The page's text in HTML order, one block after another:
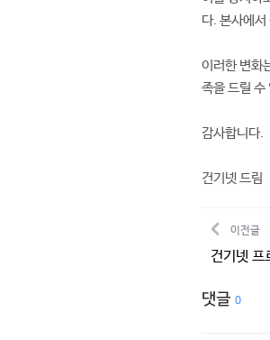
다. 본사에
이러한 변화
족을 드릴 수
감사합니다.
건기넷 드림
이전글
건기넷 프
댓글 0